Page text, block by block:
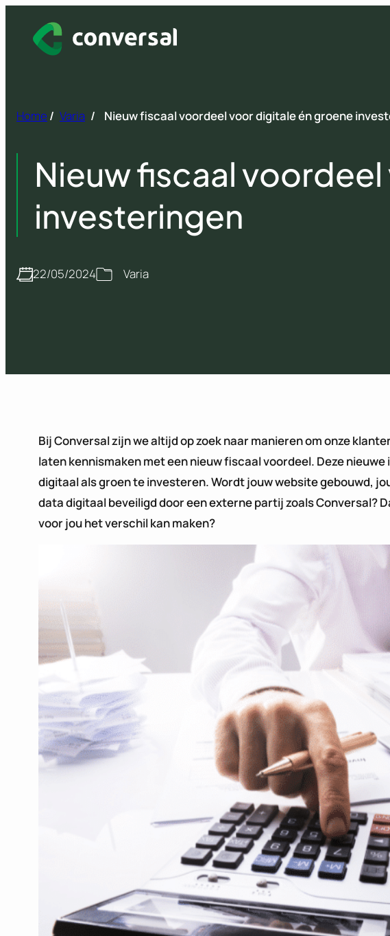
Home / Varia / Nieuw fiscaal voordeel voor digitale én groene
Nieuw fiscaal
investeringen
22/05/2024 Varia
Bij Conversal zijn we altijd op zoek naar manieren om onze
laten kennismaken met een nieuw fiscaal voordeel. Deze
digitaal als groen te investeren. Wordt jouw website gebouwd,
data digitaal beveiligd door een externe partij zoals Conversal?
voor jou het verschil kan maken?